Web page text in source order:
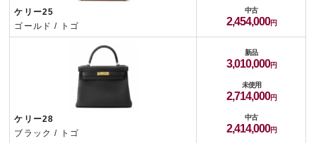
ケリー25
ゴールド / トゴ
中古
2,454,000
ケリー28
ブラック / トゴ
新品
3,010,000
未使用
2,714,000
中古
2,414,000